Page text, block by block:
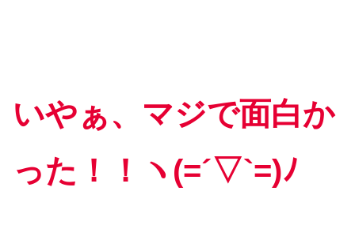
いやぁ、マジで面白か
った！！ヽ(=´▽`=)ﾉ